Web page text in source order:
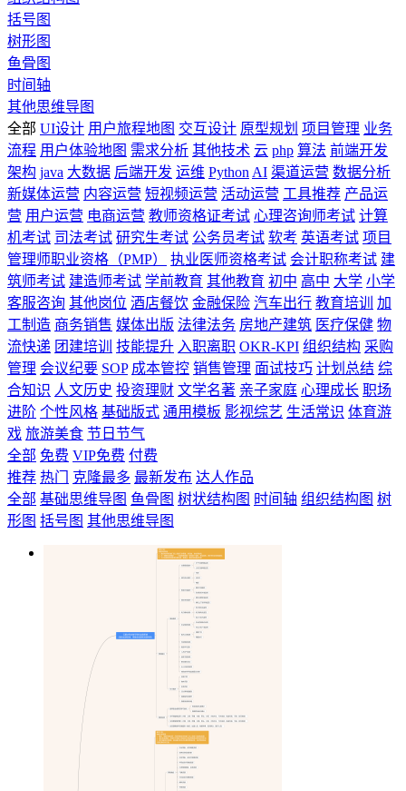
括号图
树形图
鱼骨图
时间轴
其他思维导图
全部 UI设计 用户旅程地图 交互设计 原型规划 项目管理 业务
流程 用户体验地图 需求分析 其他技术 云 php 算法 前端开发
架构 java 大数据 后端开发 运维 Python AI 渠道运营 数据分析
新媒体运营 内容运营 短视频运营 活动运营 工具推荐 产品运
营 用户运营 电商运营 教师资格证考试 心理咨询师考试 计算
机考试 司法考试 研究生考试 公务员考试 软考 英语考试 项目
管理师职业资格（PMP）
执业医师资格考试 会计职称考试 建
筑师考试 建造师考试 学前教育 其他教育 初中 高中 大学 小学
客服咨询 其他岗位 酒店餐饮 金融保险 汽车出行 教育培训
加
工制造 商务销售 媒体出版 法律法务 房地产建筑 医疗保健 物
流快递 团建培训 技能提升 入职离职 OKR-KPI 组织结构 采购
管理 会议纪要 SOP 成本管控 销售管理 面试技巧 计划总结 综
合知识 人文历史 投资理财 文学名著 亲子家庭 心理成长 职场
进阶 个性风格 基础版式 通用模板 影视综艺 生活常识 体育游
戏 旅游美食 节日节气
全部 免费 VIP免费 付费
推荐 热门 克隆最多 最新发布 达人作品
全部 基础思维导图 鱼骨图 树状结构图 时间轴 组织结构图 树
形图 括号图 其他思维导图